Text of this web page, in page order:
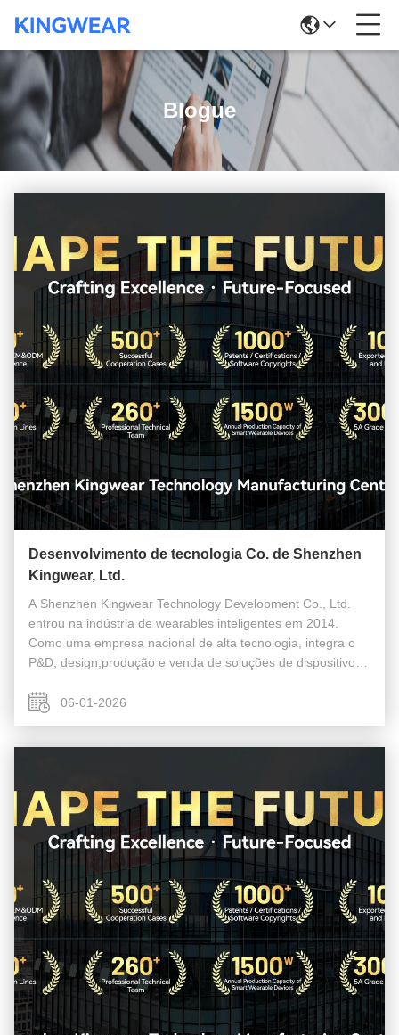
Blogue
Desenvolvimento de tecnologia Co. de Shenzhen
Kingwear, Ltd.
A Shenzhen Kingwear Technology Development Co., Ltd.
entrou na indústria de wearables inteligentes em 2014.
Como uma empresa nacional de alta tecnologia, integra o
P&D, design,produção e venda de soluções de dispositivos
uma profunda experi...
06-01-2026